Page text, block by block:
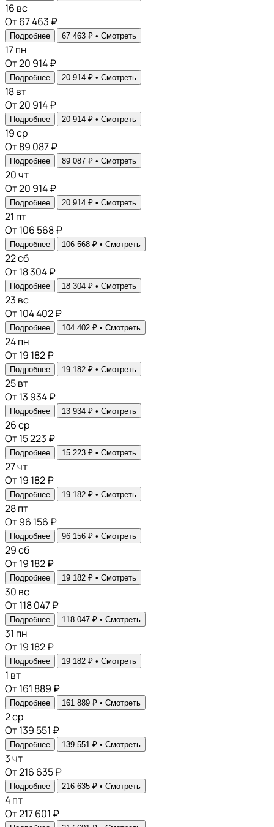
16 вс
От 67 463 ₽
Подробнее 67 463 ₽ • Смотреть
17пн
От 20 914 ₽
Подробнее 20 914 ₽ • Смотреть
18вт
От 20 914 ₽
Подробнее 20 914 ₽ • Смотреть
19ср
От 89 087 ₽
Подробнее 89 087 ₽ • Смотреть
20чт
От 20 914 ₽
Подробнее 20 914 ₽ • Смотреть
21 пт
От 106 568 ₽
Подробнее 106 568 ₽ • Смотреть
22сб
От 18 304 ₽
Подробнее 18 304 ₽ • Смотреть
23 вс
От 104 402 ₽
Подробнее 104 402 ₽ • Смотреть
24пн
От 19 182 ₽
Подробнее 19 182 ₽ • Смотреть
25вт
От 13 934 ₽
Подробнее 13 934 ₽ • Смотреть
26ср
От 15 223 ₽
Подробнее 15 223 ₽ • Смотреть
27чт
От 19 182 ₽
Подробнее 19 182 ₽ • Смотреть
28пт
От 96 156 ₽
Подробнее 96 156 ₽ • Смотреть
29сб
От 19 182 ₽
Подробнее 19 182 ₽ • Смотреть
30 вс
От 118 047 ₽
Подробнее 118 047 ₽ • Смотреть
31 пн
От 19 182 ₽
Подробнее 19 182 ₽ • Смотреть
1 вт
От 161 889 ₽
Подробнее 161 889 ₽ • Смотреть
2ср
От 139 551 ₽
Подробнее 139 551 ₽ • Смотреть
3чт
От 216 635 ₽
Подробнее 216 635 ₽ • Смотреть
4пт
От 217 601 ₽